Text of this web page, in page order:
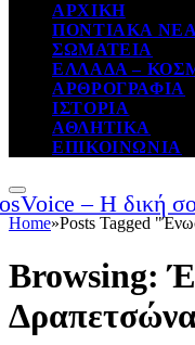
ΑΡΧΙΚΗ
ΠΟΝΤΙΑΚΑ ΝΕΑ
ΣΩΜΑΤΕΙΑ
ΕΛΛΑΔΑ –
ΑΡΘΡΟΓΡΑΦΙΑ
ΙΣΤΟΡΙΑ
ΑΘΛΗΤΙΚΑ
ΕΠΙΚΟΙΝΩΝΙΑ
Home»Posts Tagged
Browsing: